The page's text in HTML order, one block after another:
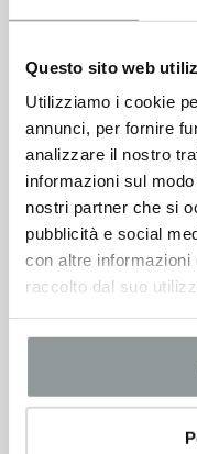
Questo sito web
Utilizziamo i cookie
annunci, per fornire
analizzare il nostro
informazioni sul
nostri partner che si
pubblicità e social
con altre informazioni
raccolto dal suo
Fiat Scudo
26.300 €